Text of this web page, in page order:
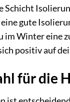
gute
im Winter eine
positiv auf
für die